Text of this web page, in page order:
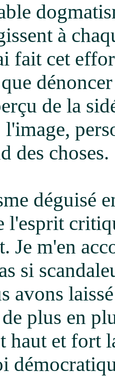
à
fait cet
de la
des choses.
déguisé
l'esprit
Je m'en
si
avons
plus en
haut et fort